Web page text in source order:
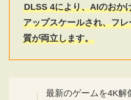
DLSS 4により、AIのおか
アップスケールされ、フ
質が両立します。
最新のゲームを4K解